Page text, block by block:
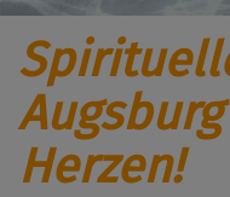
Herzen!